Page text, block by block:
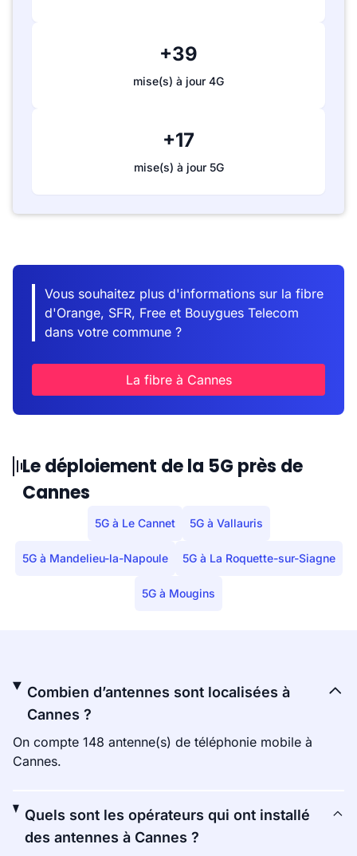
+39
mise(s) à jour 4G
+17
mise(s) à jour 5G
Vous souhaitez plus d'informations sur la fibre
d'Orange, SFR, Free et Bouygues Telecom
dans votre commune ?
La fibre à Cannes
Le déploiement de la 5G près de
Cannes
5G à Le Cannet 5G à Vallauris
5G à Mandelieu-la-Napoule 5G à La Roquette-sur-Siagne
5G à Mougins
Combien d’antennes sont localisées à
Cannes ?
On compte 148 antenne(s) de téléphonie mobile à
Cannes.
Quels sont les opérateurs qui ont installé
des antennes à Cannes ?